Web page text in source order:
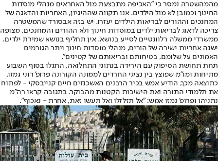
מהמהשטרה נמסר כי "האכיפה מתבצעת מול האחראים מנהלי מוסדות
החינוך וכמובן לא מול הילדים. אנו תקווה שההיגיון, האחריות והדאגה של
המחנכים וההורים לבריאות הילדים יעזרו. יש בזה אבסורד שהמשטרה
צריכה לדאוג לבריאות ילדים במוסדות חינוך ולא ההורים והמחנכים. מצופה
ממשרדי ממשלה רלוונטיים לסייע בנושא. אין תחליף בנושא שמירת ילדים.
ישנה אחריות ישירה של הורים, מנהלי מוסדות חינוך ויתר הגורמים
האמונים על שלומם, בטיחותם ובריאותם של קטינים".
תחת תחושת הסיפוק עם הירידה בנתוני התחלואה, התגלו בסוף השבוע
מתיחות ומו"מ שפוצץ בין נציגי החרדים לממונה הקורונה פרופ' רוני גמזו.
כתוצאה מכך, הודיע אמש בכיר הרבנים האשכנזים חיים קנייבסקי - לפתוח
את תלמודי התורה ואת הישיבות הקטנות מהבוקר. בתגובה קראו רה"מ
נתניהו ופרופ' גמזו אמש: "אל תזלזלו ואל תעשו זאת, אחרת - נאכוף".